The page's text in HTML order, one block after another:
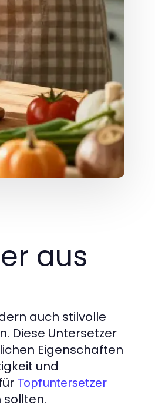
aus
auch stilvolle
Diese Untersetzer
Eigenschaften
und
Topfuntersetzer
sollten.